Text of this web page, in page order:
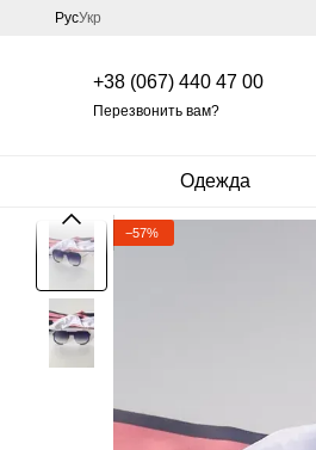
Перейти к основному контенту
РусУкр
+38 (067) 440 47 00
Перезвонить вам?
Одежда
−57%